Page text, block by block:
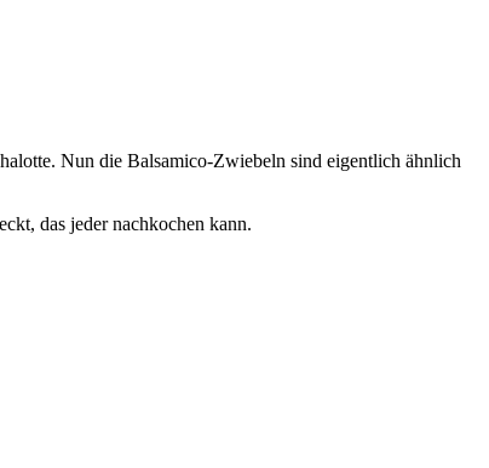
Nun die Balsamico-Zwiebeln sind eigentlich ähnlich
das jeder nachkochen kann.